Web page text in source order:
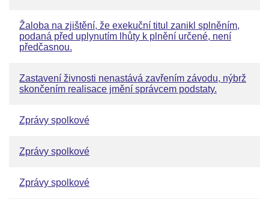
Žaloba na zjištění, že exekuční titul zanikl splněním,
podaná před uplynutím lhůty k plnění určené, není
předčasnou.
Zastavení živnosti nenastává zavřením závodu, nýbrž
skončením realisace jmění správcem podstaty.
Zprávy spolkové
Zprávy spolkové
Zprávy spolkové